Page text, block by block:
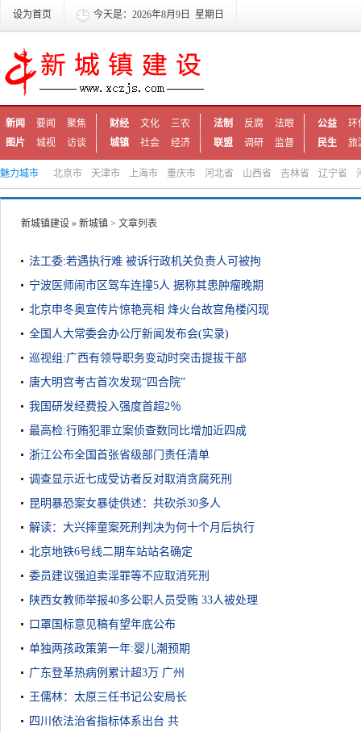
设为首页 今天是：2026年8月9日 星期日
新闻 要闻
聚焦
图片
城视 访谈
财经 文化
三农
城镇
社会 经济
法制 反腐
法眼
联盟
调研 监督
公益
环
民生
旅
魅力城市 北京市 天津市 上海市 重庆市 河北省 山西省 吉林省 辽宁省
新城镇建设 » 新城镇 > 文章列表
法工委:若遇执行难 被诉行政机关负责人可被拘
宁波医师闹市区驾车连撞5人 据称其患肿瘤晚期
北京申冬奥宣传片惊艳亮相 烽火台故宫角楼闪现
全国人大常委会办公厅新闻发布会(实录)
巡视组:广西有领导职务变动时突击提拔干部
唐大明宫考古首次发现“四合院”
我国研发经费投入强度首超2％
最高检:行贿犯罪立案侦查数同比增加近四成
浙江公布全国首张省级部门责任清单
调查显示近七成受访者反对取消贪腐死刑
昆明暴恐案女暴徒供述：共砍杀30多人
解读：大兴摔童案死刑判决为何十个月后执行
北京地铁6号线二期车站站名确定
委员建议强迫卖淫罪等不应取消死刑
陕西女教师举报40多公职人员受贿 33人被处理
口罩国标意见稿有望年底公布
单独两孩政策第一年:婴儿潮预期
广东登革热病例累计超3万 广州
王儒林：太原三任书记公安局长
四川依法治省指标体系出台 共